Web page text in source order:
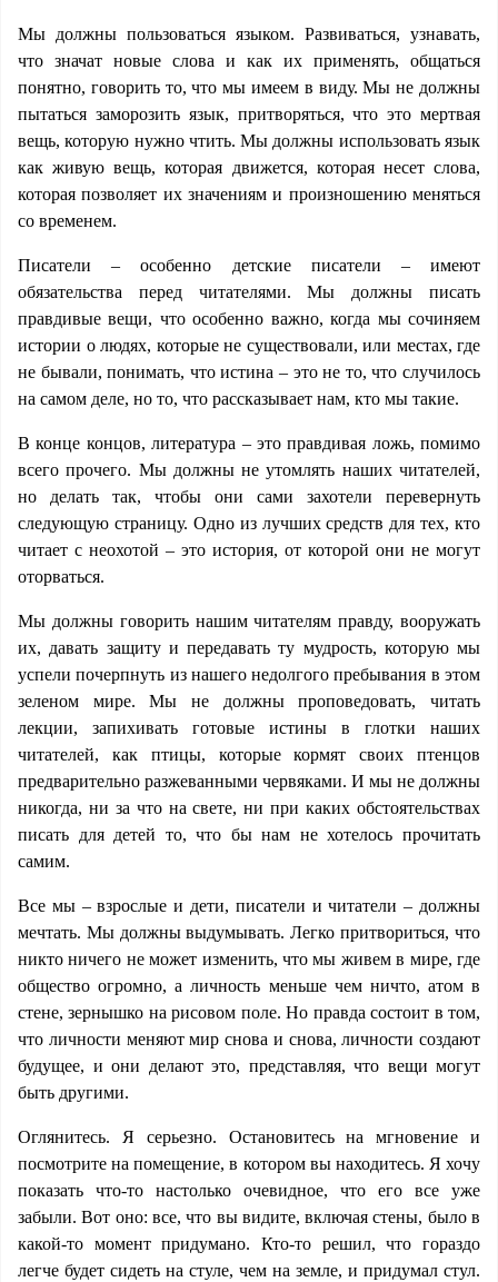
Мы должны пользоваться языком. Развиваться, узнавать,
что значат новые слова и как их применять, общаться
понятно, говорить то, что мы имеем в виду. Мы не должны
пытаться заморозить язык, притворяться, что это мертвая
вещь, которую нужно чтить. Мы должны использовать язык
как живую вещь, которая движется, которая несет слова,
которая позволяет их значениям и произношению меняться
со временем.
Писатели – особенно детские писатели – имеют
обязательства перед читателями. Мы должны писать
правдивые вещи, что особенно важно, когда мы сочиняем
истории о людях, которые не существовали, или местах, где
не бывали, понимать, что истина – это не то, что случилось
на самом деле, но то, что рассказывает нам, кто мы такие.
В конце концов, литература – это правдивая ложь, помимо
всего прочего. Мы должны не утомлять наших читателей,
но делать так, чтобы они сами захотели перевернуть
следующую страницу. Одно из лучших средств для тех, кто
читает с неохотой – это история, от которой они не могут
оторваться.
Мы должны говорить нашим читателям правду, вооружать
их, давать защиту и передавать ту мудрость, которую мы
успели почерпнуть из нашего недолгого пребывания в этом
зеленом мире. Мы не должны проповедовать, читать
лекции, запихивать готовые истины в глотки наших
читателей, как птицы, которые кормят своих птенцов
предварительно разжеванными червяками. И мы не должны
никогда, ни за что на свете, ни при каких обстоятельствах
писать для детей то, что бы нам не хотелось прочитать
самим.
Все мы – взрослые и дети, писатели и читатели – должны
мечтать. Мы должны выдумывать. Легко притвориться, что
никто ничего не может изменить, что мы живем в мире, где
общество огромно, а личность меньше чем ничто, атом в
стене, зернышко на рисовом поле. Но правда состоит в том,
что личности меняют мир снова и снова, личности создают
будущее, и они делают это, представляя, что вещи могут
быть другими.
Оглянитесь. Я серьезно. Остановитесь на мгновение и
посмотрите на помещение, в котором вы находитесь. Я хочу
показать что-то настолько очевидное, что его все уже
забыли. Вот оно: все, что вы видите, включая стены, было в
какой-то момент придумано. Кто-то решил, что гораздо
легче будет сидеть на стуле, чем на земле, и придумал стул.